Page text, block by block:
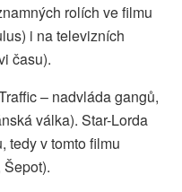
rolích ve filmu
i na televizních
času).
– nadvláda gangů,
válka). Star-Lorda
tedy v tomto filmu